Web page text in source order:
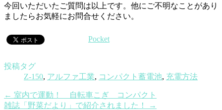
今回いただいたご質問は以上です。他にご不明なことがあり
ましたらお気軽にお問合せください。
Pocket
投稿タグ
Z-150, アルファ工業, コンパクト蓄電池, 充電方法
← 室内で運動！ 自転車こぎ コンパクト
雑誌「野菜だより」で紹介されました！
→